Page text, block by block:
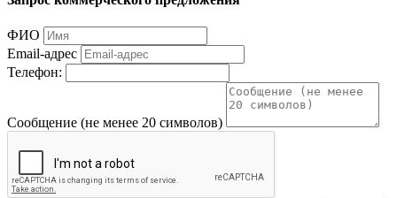
ФИО
Email-адрес
Телефон:
Сообщение (не менее 20 символов)